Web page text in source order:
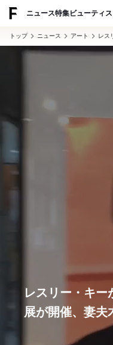
ニュース特集ビューティ
トップ ニュース アート レス
レスリー・キー
展が開催、妻夫